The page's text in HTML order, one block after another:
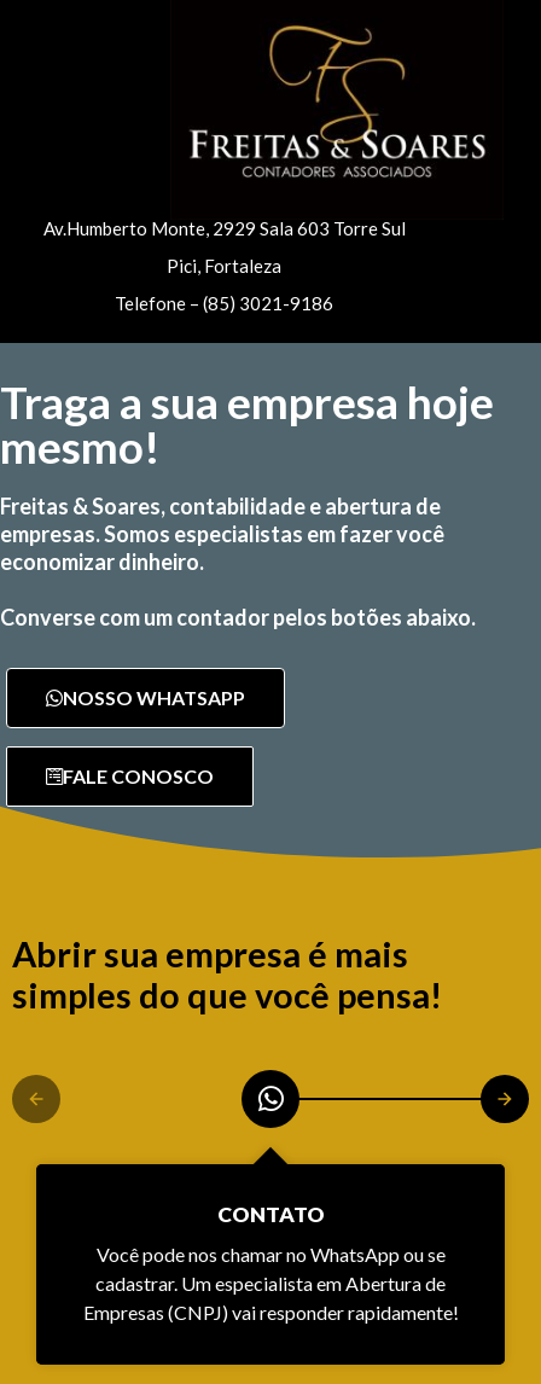
Av.Humberto Monte, 2929 Sala 603 Torre Sul
Pici, Fortaleza
Telefone – (85) 3021-9186
Traga a sua empresa hoje
mesmo!
Freitas & Soares, contabilidade e abertura de
empresas. Somos especialistas em fazer você
economizar dinheiro.
Converse com um contador pelos botões abaixo.
NOSSO WHATSAPP
FALE CONOSCO
Abrir sua empresa é mais
simples do que você pensa!
CONTATO
Você pode nos chamar no WhatsApp ou se
cadastrar. Um especialista em Abertura de
Empresas (CNPJ) vai responder rapidamente!